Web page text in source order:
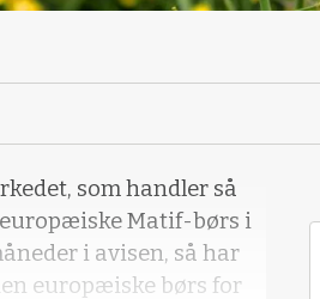
som handler så
Matif-børs i
i avisen, så har
europæiske børs for